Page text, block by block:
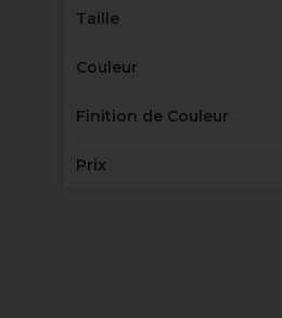
Taille
Couleur
Finition de Couleur
Prix